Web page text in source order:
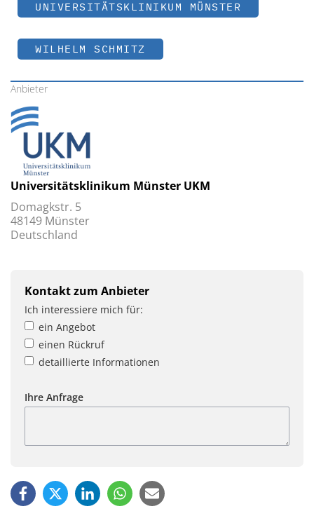
UNIVERSITÄTSKLINIKUM MÜNSTER
WILHELM SCHMITZ
Anbieter
Universitätsklinikum Münster UKM
Domagkstr. 5
48149 Münster
Deutschland
Kontakt zum Anbieter
Ich interessiere mich für:
ein Angebot
einen Rückruf
detaillierte Informationen
Ihre Anfrage